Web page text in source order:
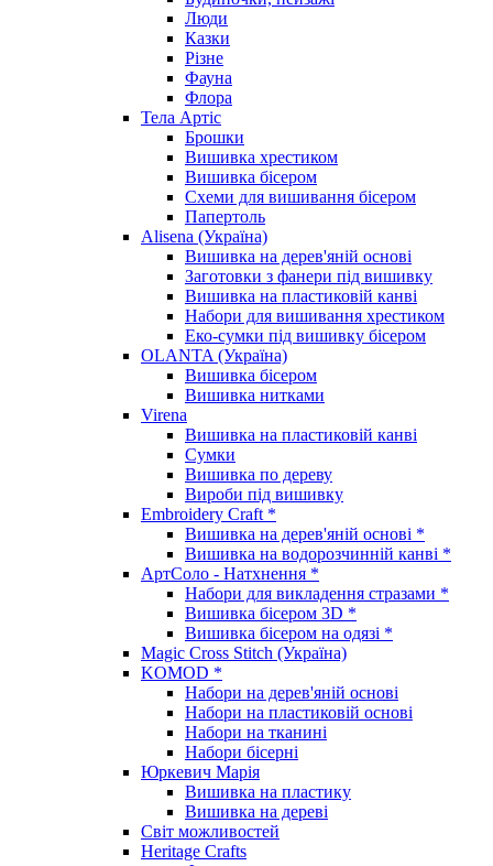
Люди
Казки
Різне
Фауна
Флора
Тела Артіс
Брошки
Вишивка хрестиком
Вишивка бісером
Схеми для вишивання бісером
Папертоль
Alisena (Україна)
Вишивка на дерев'яній основі
Заготовки з фанери під вишивку
Вишивка на пластиковій канві
Набори для вишивання хрестиком
Еко-сумки під вишивку бісером
OLANTA (Україна)
Вишивка бісером
Вишивка нитками
Virena
Вишивка на пластиковій канві
Сумки
Вишивка по дереву
Вироби під вишивку
Embroidery Craft *
Вишивка на дерев'яній основі *
Вишивка на водорозчинній канві *
АртСоло - Натхнення *
Набори для викладення стразами *
Вишивка бісером 3D *
Вишивка бісером на одязі *
Magic Cross Stitch (Україна)
KOMOD *
Набори на дерев'яній основі
Набори на пластиковій основі
Набори на тканині
Набори бісерні
Юркевич Марія
Вишивка на пластику
Вишивка на дереві
Світ можливостей
Heritage Crafts